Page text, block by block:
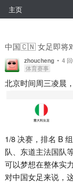
主页
中国🇨🇳 女足即将
zhoucheng • 4
体育赛事
北京时间周三凌
1/8 决赛，排名 B
队、东道主法国队
可以梦想在整体实
对中国女足来说，